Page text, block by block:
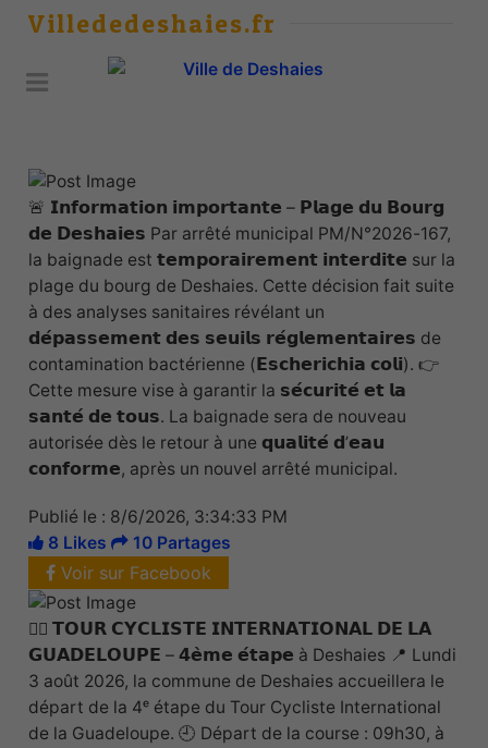
Villededeshaies.fr
🚨 𝗜𝗻𝗳𝗼𝗿𝗺𝗮𝘁𝗶𝗼𝗻 𝗶𝗺𝗽𝗼𝗿𝘁𝗮𝗻𝘁𝗲 – 𝗣𝗹𝗮𝗴𝗲 𝗱𝘂 𝗕𝗼𝘂𝗿𝗴
𝗱𝗲 𝗗𝗲𝘀𝗵𝗮𝗶𝗲𝘀 Par arrêté municipal PM/N°2026-167,
la baignade est 𝘁𝗲𝗺𝗽𝗼𝗿𝗮𝗶𝗿𝗲𝗺𝗲𝗻𝘁 𝗶𝗻𝘁𝗲𝗿𝗱𝗶𝘁𝗲 sur la
plage du bourg de Deshaies. Cette décision fait suite
à des analyses sanitaires révélant un
𝗱𝗲́𝗽𝗮𝘀𝘀𝗲𝗺𝗲𝗻𝘁 𝗱𝗲𝘀 𝘀𝗲𝘂𝗶𝗹𝘀 𝗿𝗲́𝗴𝗹𝗲𝗺𝗲𝗻𝘁𝗮𝗶𝗿𝗲𝘀 de
contamination bactérienne (𝗘𝘀𝗰𝗵𝗲𝗿𝗶𝗰𝗵𝗶𝗮 𝗰𝗼𝗹𝗶). 👉
Cette mesure vise à garantir la 𝘀𝗲́𝗰𝘂𝗿𝗶𝘁𝗲́ 𝗲𝘁 𝗹𝗮
𝘀𝗮𝗻𝘁𝗲́ 𝗱𝗲 𝘁𝗼𝘂𝘀. La baignade sera de nouveau
autorisée dès le retour à une 𝗾𝘂𝗮𝗹𝗶𝘁𝗲́ 𝗱’𝗲𝗮𝘂
𝗰𝗼𝗻𝗳𝗼𝗿𝗺𝗲, après un nouvel arrêté municipal.
Publié le : 8/6/2026, 3:34:33 PM
8 Likes
10 Partages
Voir sur Facebook
🚴‍♂️ 𝗧𝗢𝗨𝗥 𝗖𝗬𝗖𝗟𝗜𝗦𝗧𝗘 𝗜𝗡𝗧𝗘𝗥𝗡𝗔𝗧𝗜𝗢𝗡𝗔𝗟 𝗗𝗘 𝗟𝗔
𝗚𝗨𝗔𝗗𝗘𝗟𝗢𝗨𝗣𝗘 – 𝟰𝗲̀𝗺𝗲 𝗲́𝘁𝗮𝗽𝗲 à Deshaies 📍 Lundi
3 août 2026, la commune de Deshaies accueillera le
départ de la 4ᵉ étape du Tour Cycliste International
de la Guadeloupe. 🕘 Départ de la course : 09h30, à